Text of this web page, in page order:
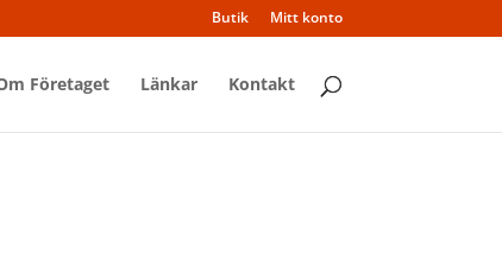
Butik Mitt konto
Företaget Länkar Kontakt